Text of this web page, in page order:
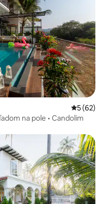
5 (62)
na pole • Candolim